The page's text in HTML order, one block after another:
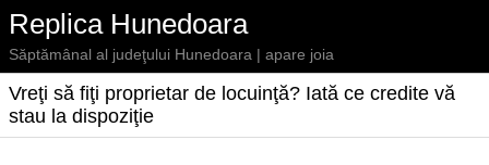
Replica Hunedoara
Săptămânal al judeţului Hunedoara | apare joia
Vreţi să fiţi proprietar de locuinţă? Iată ce credite vă
stau la dispoziţie